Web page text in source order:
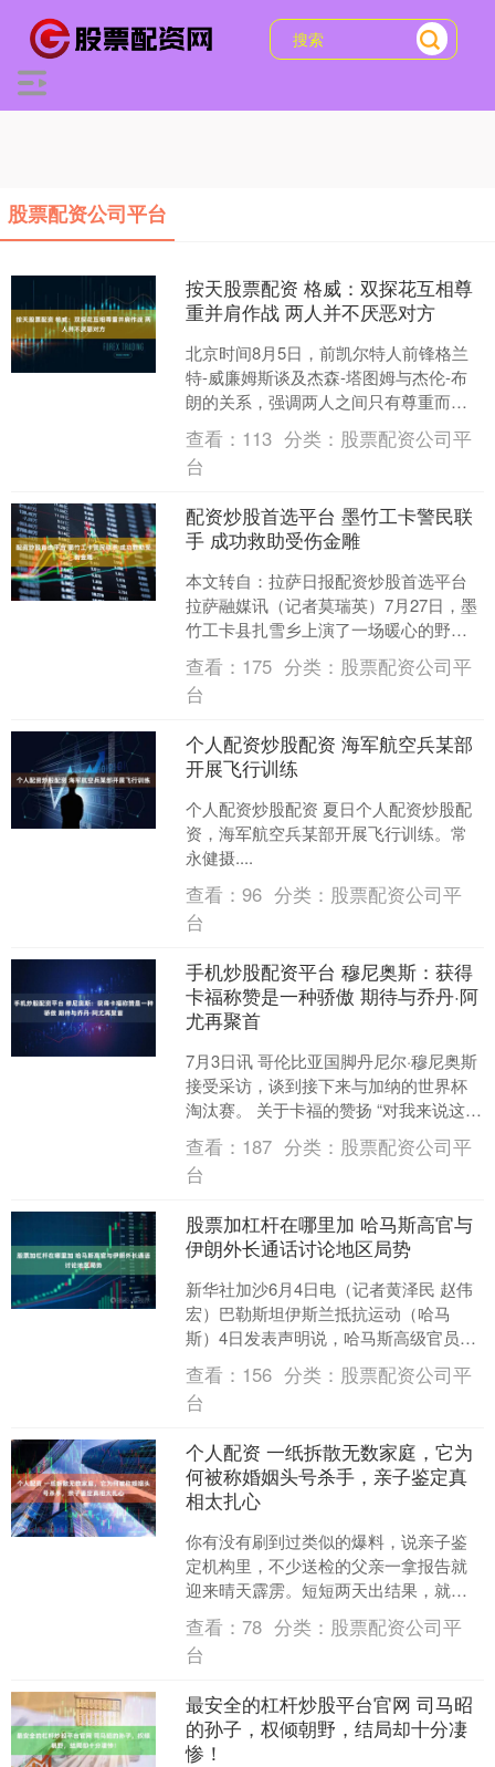
股票配资公司平台
按天股票配资 格威：双探花互相尊
重并肩作战 两人并不厌恶对方
北京时间8月5日，前凯尔特人前锋格兰
特-威廉姆斯谈及杰森-塔图姆与杰伦-布
朗的关系，强调两人之间只有尊重而无
嫌隙。 格威说：“你可以激发出身边人的
最佳状态。我认....
查看： 113 分类： 股票配资公司平
台
配资炒股首选平台 墨竹工卡警民联
手 成功救助受伤金雕
本文转自：拉萨日报配资炒股首选平台
拉萨融媒讯（记者莫瑞英）7月27日，墨
竹工卡县扎雪乡上演了一场暖心的野生
动物救助行动，当地群众与派出所民警
接力，成功救助一只....
查看： 175 分类： 股票配资公司平
台
个人配资炒股配资 海军航空兵某部
开展飞行训练
个人配资炒股配资 夏日个人配资炒股配
资，海军航空兵某部开展飞行训练。常
永健摄....
查看：96 分类： 股票配资公司平
台
手机炒股配资平台 穆尼奥斯：获得
卡福称赞是一种骄傲 期待与乔丹·阿
尤再聚首
7月3日讯 哥伦比亚国脚丹尼尔·穆尼奥斯
接受采访，谈到接下来与加纳的世界杯
淘汰赛。 关于卡福的赞扬 “对我来说这是
一种骄傲，因为他是这个位置上的标杆
人物，这也会....
查看： 187 分类： 股票配资公司平
台
股票加杠杆在哪里加 哈马斯高官与
伊朗外长通话讨论地区局势
新华社加沙6月4日电（记者黄泽民 赵伟
宏）巴勒斯坦伊斯兰抵抗运动（哈马
斯）4日发表声明说，哈马斯高级官员哈
利勒·哈亚当天与伊朗外交部长阿拉格齐
通电话股票加杠杆在....
查看： 156 分类： 股票配资公司平
台
个人配资 一纸拆散无数家庭，它为
何被称婚姻头号杀手，亲子鉴定真
相太扎心
你有没有刷到过类似的爆料，说亲子鉴
定机构里，不少送检的父亲一拿报告就
迎来晴天霹雳。短短两天出结果，就有
数位男性拿到颠覆生活的答案个人配
资，权威数据显示全国亲子鉴....
查看：78 分类： 股票配资公司平
台
最安全的杠杆炒股平台官网 司马昭
的孙子，权倾朝野，结局却十分凄
惨！